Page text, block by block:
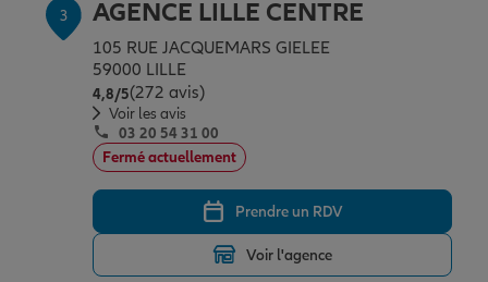
Garantie des accidents de la vie
Assurance scolaire
Protection juridique
3 AGENCE LILLE CENTRE
105 RUE JACQUEMARS GIELEE
59000 LILLE
4,8/5Note de 4.8 sur 5
(272 avis)
Voir les avis
03 20 54 31 00
Fermé actuellement
Prendre un RDV
Voir l'agence